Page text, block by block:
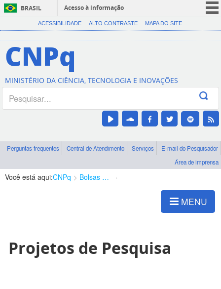
BRASIL
Acesso à informação
CORONAVÍRUS (COVID-19)
Canais
ACESSIBILIDADE ALTO CONTRASTE MAPA DO SITE
CNPq
MINISTÉRIO DA CIÊNCIA, TECNOLOGIA E INOVAÇÕES
Perguntas frequentes Central de Atendimento Serviços
E-mail do Pesquisador
Área de imprensa
Você está aqui:CNPq Bolsas e Auxílios Vigentes
MENU
Projetos de Pesquisa